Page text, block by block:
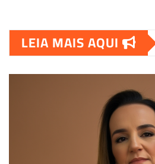
00:00
LEIA MAIS AQUI